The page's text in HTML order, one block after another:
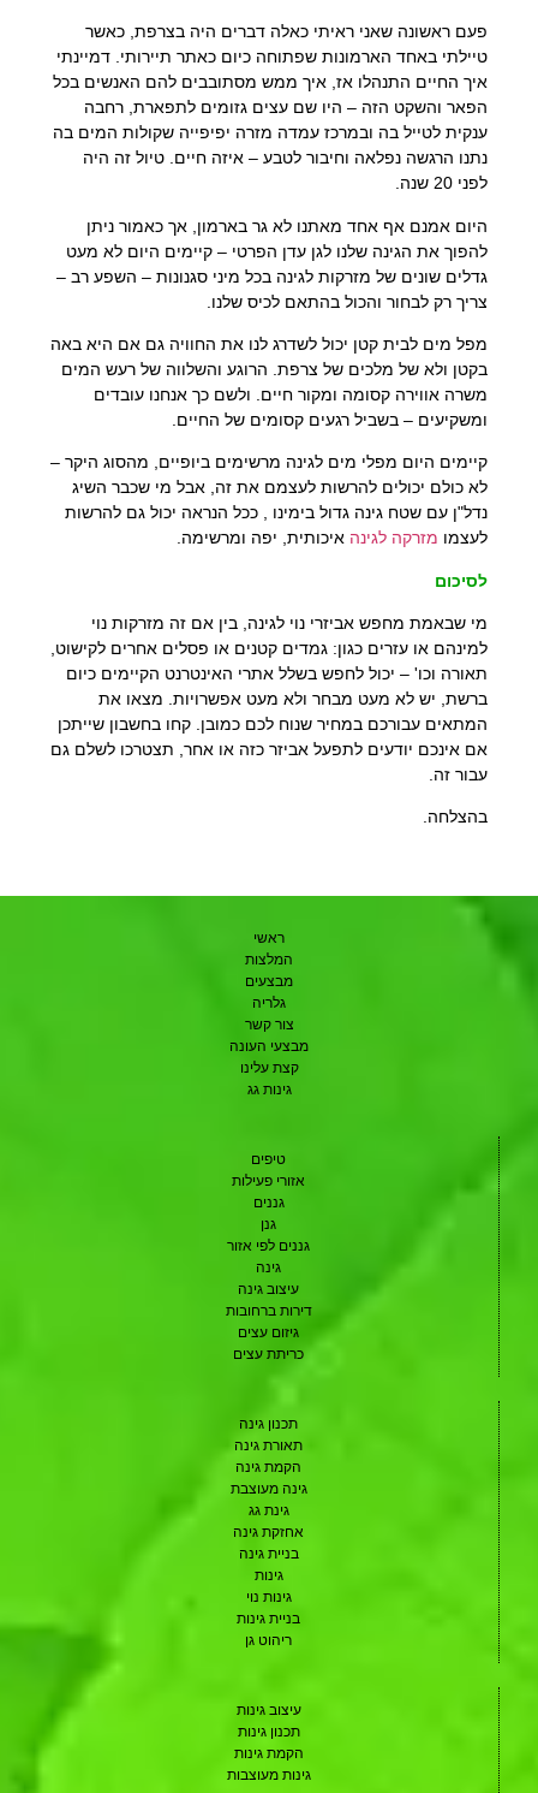
פעם ראשונה שאני ראיתי כאלה דברים היה בצרפת, כאשר
טיילתי באחד הארמונות שפתוחה כיום כאתר תיירותי. דמיינתי
איך החיים התנהלו אז, איך ממש מסתובבים להם האנשים בכל
הפאר והשקט הזה – היו שם עצים גזומים לתפארת, רחבה
ענקית לטייל בה ובמרכז עמדה מזרה יפיפייה שקולות המים בה
נתנו הרגשה נפלאה וחיבור לטבע – איזה חיים. טיול זה היה
לפני 20 שנה.
היום אמנם אף אחד מאתנו לא גר בארמון, אך כאמור ניתן
להפוך את הגינה שלנו לגן עדן הפרטי – קיימים היום לא מעט
גדלים שונים של מזרקות לגינה בכל מיני סגנונות – השפע רב –
צריך רק לבחור והכול בהתאם לכיס שלנו.
מפל מים לבית קטן יכול לשדרג לנו את החוויה גם אם היא באה
בקטן ולא של מלכים של צרפת. הרוגע והשלווה של רעש המים
משרה אווירה קסומה ומקור חיים. ולשם כך אנחנו עובדים
ומשקיעים – בשביל רגעים קסומים של החיים.
קיימים היום מפלי מים לגינה מרשימים ביופיים, מהסוג היקר –
לא כולם יכולים להרשות לעצמם את זה, אבל מי שכבר השיג
נדל"ן עם שטח גינה גדול בימינו , ככל הנראה יכול גם להרשות
לעצמו מזרקה לגינה איכותית, יפה ומרשימה.
לסיכום
מי שבאמת מחפש אביזרי נוי לגינה, בין אם זה מזרקות נוי
למינהם או עזרים כגון: גמדים קטנים או פסלים אחרים לקישוט,
תאורה וכו' – יכול לחפש בשלל אתרי האינטרנט הקיימים כיום
ברשת, יש לא מעט מבחר ולא מעט אפשרויות. מצאו את
המתאים עבורכם במחיר שנוח לכם כמובן. קחו בחשבון שייתכן
אם אינכם יודעים לתפעל אביזר כזה או אחר, תצטרכו לשלם גם
עבור זה.
בהצלחה.
ראשי
המלצות
מבצעים
גלריה
צור קשר
מבצעי העונה
קצת עלינו
גינות גג
טיפים
אזורי פעילות
גננים
גנן
גננים לפי אזור
גינה
עיצוב גינה
דירות ברחובות
גיזום עצים
כריתת עצים
תכנון גינה
תאורת גינה
הקמת גינה
גינה מעוצבת
גינת גג
אחזקת גינה
בניית גינה
גינות
גינות נוי
בניית גינות
ריהוט גן
עיצוב גינות
תכנון גינות
הקמת גינות
גינות מעוצבות